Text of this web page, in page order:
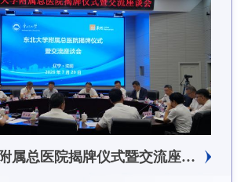
东北大学附属总医院揭牌仪式暨交流座谈会举行